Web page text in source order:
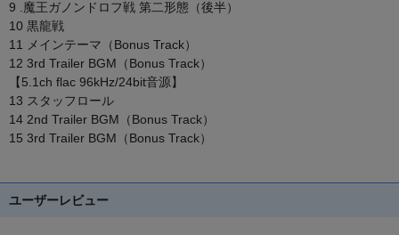
9 .魔王ガノンドロフ戦 第二形態（後半）
10 黒龍戦
11 メインテーマ（Bonus Track）
12 3rd Trailer BGM（Bonus Track）
【5.1ch flac 96kHz/24bit音源】
13 スタッフロール
14 2nd Trailer BGM（Bonus Track）
15 3rd Trailer BGM（Bonus Track）
ユーザーレビュー